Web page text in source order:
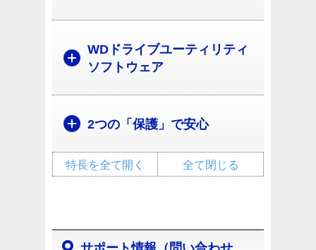
WDドライブユーティリティ
ソフトウェア
2つの「保護」で安心
全て閉じる
特長を全て開く